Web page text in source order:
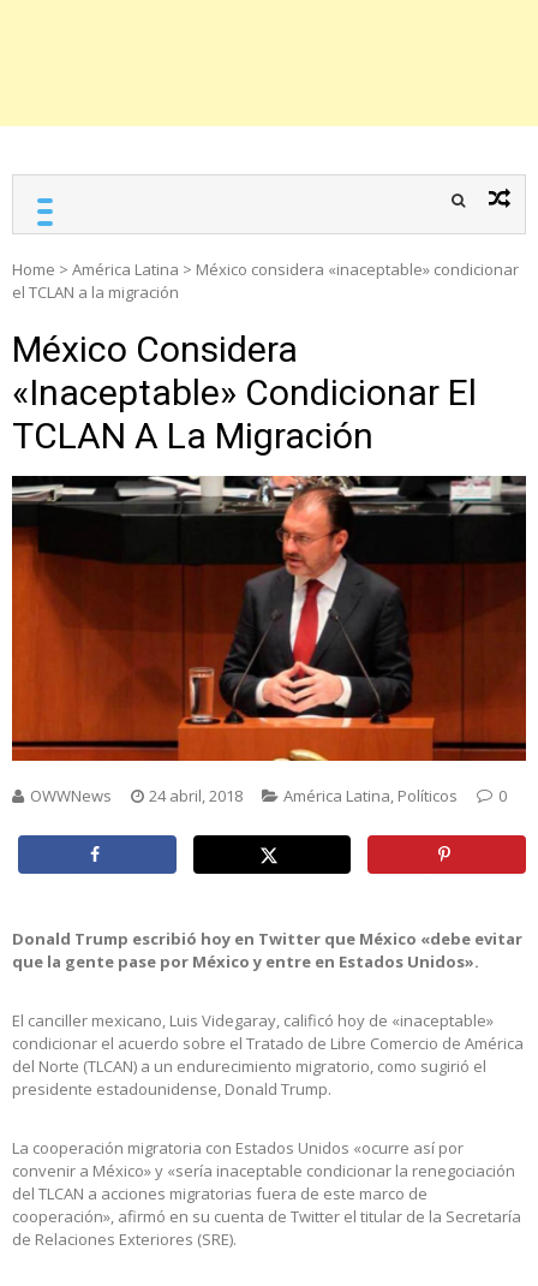
Home > América Latina > México considera «inaceptable» condicionar
el TCLAN a la migración
México Considera
«inaceptable» Condicionar El
TCLAN A La Migración
OWWNews 24 abril, 2018 América Latina, Políticos 0
Donald Trump escribió hoy en Twitter que México «debe evitar
que la gente pase por México y entre en Estados Unidos».
El canciller mexicano, Luis Videgaray, calificó hoy de «inaceptable»
condicionar el acuerdo sobre el Tratado de Libre Comercio de América
del Norte (TLCAN) a un endurecimiento migratorio, como sugirió el
presidente estadounidense, Donald Trump.
La cooperación migratoria con Estados Unidos «ocurre así por
convenir a México» y «sería inaceptable condicionar la renegociación
del TLCAN a acciones migratorias fuera de este marco de
cooperación», afirmó en su cuenta de Twitter el titular de la Secretaría
de Relaciones Exteriores (SRE).